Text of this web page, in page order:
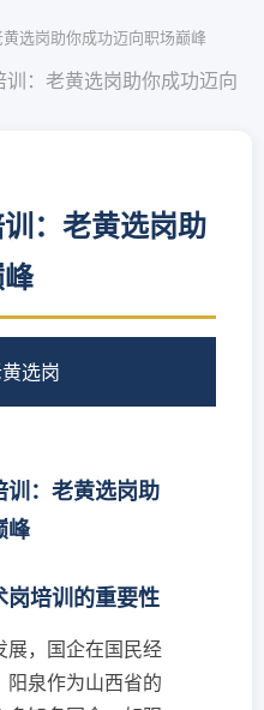
选岗助你成功迈向职场巅峰
训：老黄选岗助你成功迈向
：老黄选岗助
选岗
训：老黄选岗助
峰
岗培训的重要性
展，国企在国民经
阳泉作为山西省的